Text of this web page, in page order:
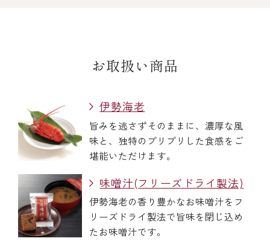
お取扱い商品
伊勢海老
旨みを逃さずそのままに、濃厚な風
味と、独特のプリプリした食感をご
堪能いただけます。
味噌汁(フリーズドライ製法)
伊勢海老の香り豊かなお味噌汁をフ
リーズドライ製法で旨味を閉じ込め
たお味噌汁です。